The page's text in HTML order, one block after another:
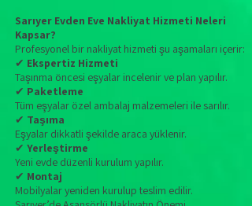
Sarıyer Evden Eve Nakliyat Hizmeti Neleri
Kapsar?
Profesyonel bir nakliyat hizmeti şu aşamaları içerir:
✔ Ekspertiz Hizmeti
Taşınma öncesi eşyalar incelenir ve plan yapılır.
✔ Paketleme
Tüm eşyalar özel ambalaj malzemeleri ile sarılır.
✔ Taşıma
Eşyalar dikkatli şekilde araca yüklenir.
✔ Yerleştirme
Yeni evde düzenli kurulum yapılır.
✔ Montaj
Mobilyalar yeniden kurulup teslim edilir.